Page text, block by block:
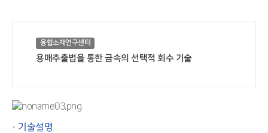
융합소재연구센터
용매추출법을 통한 금속의 선택적 회수 기술
· 기술설명